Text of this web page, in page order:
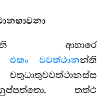
ආහාරෙ
එකං වවත්ථානන්ති
තත්ථ